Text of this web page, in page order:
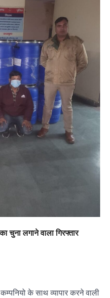
चुना लगाने वाला गिरफ्तार
के साथ व्यापार करने वाली